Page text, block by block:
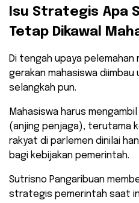
​Isu Strategis Apa
Tetap Dikawal
​Di tengah upaya pelemahan
gerakan mahasiswa
selangkah pun.
Mahasiswa harus
(anjing penjaga), terutama
rakyat di parlemen dinilai
bagi kebijakan pemerintah.
​Sutrisno Pangaribuan
strategis pemerintah saat